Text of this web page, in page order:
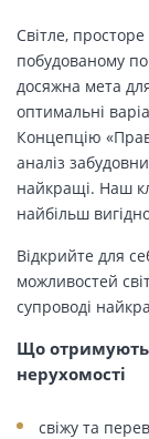
Світле,
побудованому
досяжна мета
оптимальні
Концепцію
аналіз
найкращі. Наш
найбільш
Відкрийте для
можливостей
супроводі
Що отримують
нерухомості
свіжу та